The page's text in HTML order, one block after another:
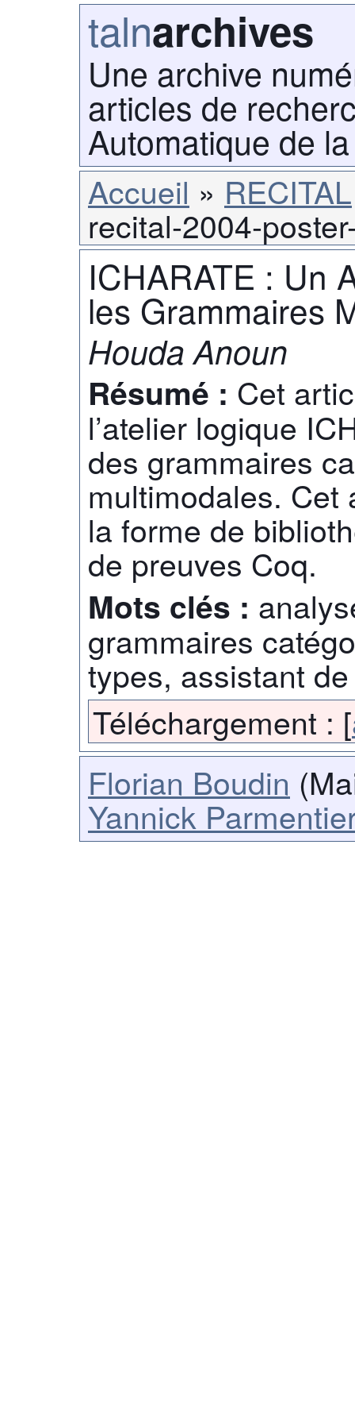
talnarchives
Une archive
articles de
Automatique de
Accueil RECITAL
recital-2004-
ICHARATE : Un
les Grammaires
Houda Anoun
Résumé : Cet
l’atelier logique
des grammaires
multimodales. Cet
la forme de
de preuves Coq.
Mots clés :
grammaires
types, assistant
Téléchargement : [
Florian Boudin
Yannick